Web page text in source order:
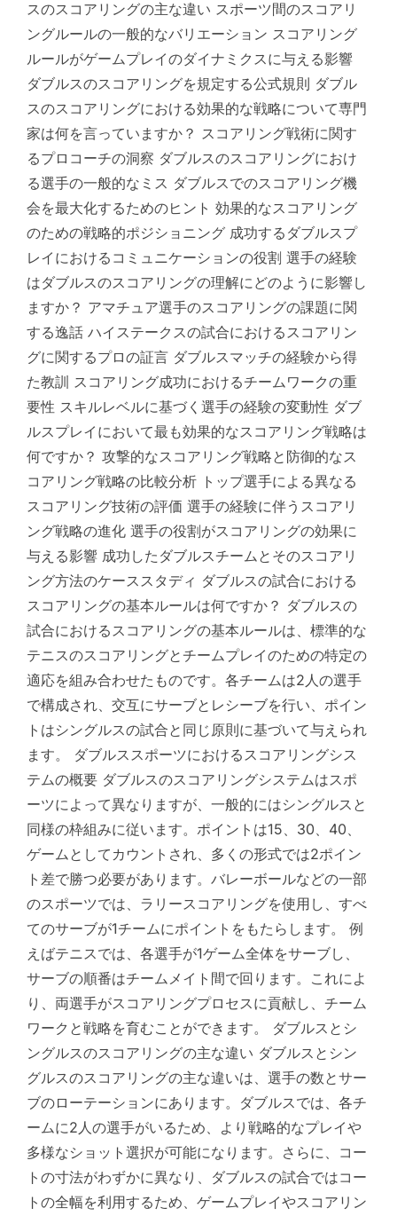
スのスコアリングの主な違い スポーツ間のスコアリ
ングルールの一般的なバリエーション スコアリング
ルールがゲームプレイのダイナミクスに与える影響
ダブルスのスコアリングを規定する公式規則 ダブル
スのスコアリングにおける効果的な戦略について専門
家は何を言っていますか？ スコアリング戦術に関す
るプロコーチの洞察 ダブルスのスコアリングにおけ
る選手の一般的なミス ダブルスでのスコアリング機
会を最大化するためのヒント 効果的なスコアリング
のための戦略的ポジショニング 成功するダブルスプ
レイにおけるコミュニケーションの役割 選手の経験
はダブルスのスコアリングの理解にどのように影響し
ますか？ アマチュア選手のスコアリングの課題に関
する逸話 ハイステークスの試合におけるスコアリン
グに関するプロの証言 ダブルスマッチの経験から得
た教訓 スコアリング成功におけるチームワークの重
要性 スキルレベルに基づく選手の経験の変動性 ダブ
ルスプレイにおいて最も効果的なスコアリング戦略は
何ですか？ 攻撃的なスコアリング戦略と防御的なス
コアリング戦略の比較分析 トップ選手による異なる
スコアリング技術の評価 選手の経験に伴うスコアリ
ング戦略の進化 選手の役割がスコアリングの効果に
与える影響 成功したダブルスチームとそのスコアリ
ング方法のケーススタディ ダブルスの試合における
スコアリングの基本ルールは何ですか？ ダブルスの
試合におけるスコアリングの基本ルールは、標準的な
テニスのスコアリングとチームプレイのための特定の
適応を組み合わせたものです。各チームは2人の選手
で構成され、交互にサーブとレシーブを行い、ポイン
トはシングルスの試合と同じ原則に基づいて与えられ
ます。 ダブルススポーツにおけるスコアリングシス
テムの概要 ダブルスのスコアリングシステムはスポ
ーツによって異なりますが、一般的にはシングルスと
同様の枠組みに従います。ポイントは15、30、40、
ゲームとしてカウントされ、多くの形式では2ポイン
ト差で勝つ必要があります。バレーボールなどの一部
のスポーツでは、ラリースコアリングを使用し、すべ
てのサーブが1チームにポイントをもたらします。 例
えばテニスでは、各選手が1ゲーム全体をサーブし、
サーブの順番はチームメイト間で回ります。これによ
り、両選手がスコアリングプロセスに貢献し、チーム
ワークと戦略を育むことができます。 ダブルスとシ
ングルスのスコアリングの主な違い ダブルスとシン
グルスのスコアリングの主な違いは、選手の数とサー
ブのローテーションにあります。ダブルスでは、各チ
ームに2人の選手がいるため、より戦略的なプレイや
多様なショット選択が可能になります。さらに、コー
トの寸法がわずかに異なり、ダブルスの試合ではコー
トの全幅を利用するため、ゲームプレイやスコアリン